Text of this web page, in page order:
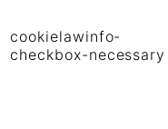
cookielawinfo-
checkbox-necessary